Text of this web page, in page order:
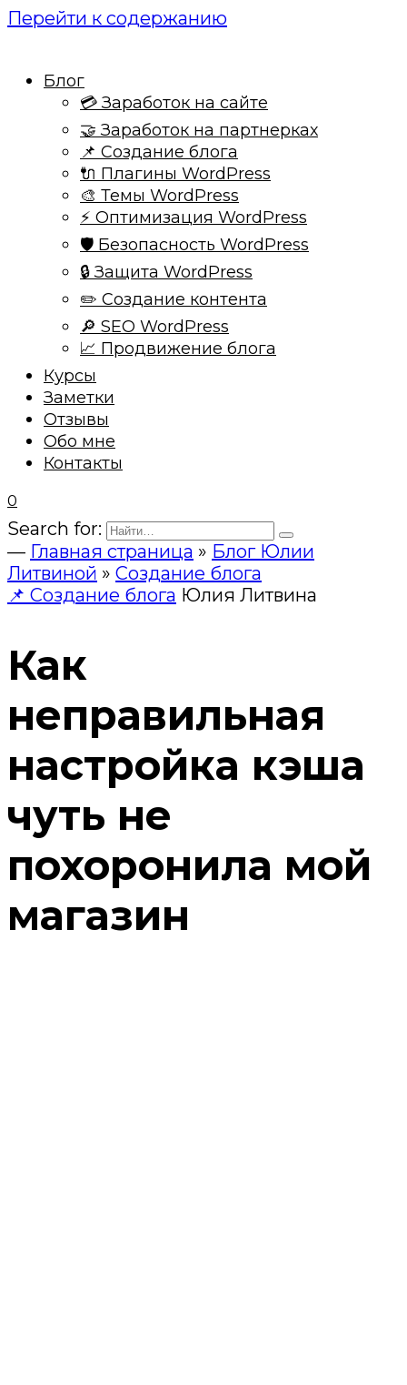
Перейти к содержанию
Блог
💳 Заработок на сайте
🤝 Заработок на партнерках
📌 Создание блога
🔌 Плагины WordPress
🎨 Темы WordPress
⚡ Оптимизация WordPress
🛡️ Безопасность WordPress
🔒 Защита WordPress
✏️ Создание контента
🔎 SEO WordPress
📈 Продвижение блога
Курсы
Заметки
Отзывы
Обо мне
Контакты
0
Search for:
— Главная страница » Блог Юлии
Литвиной » Создание блога
📌 Создание блога Юлия Литвина
Как
неправильная
настройка кэша
чуть не
похоронила мой
магазин